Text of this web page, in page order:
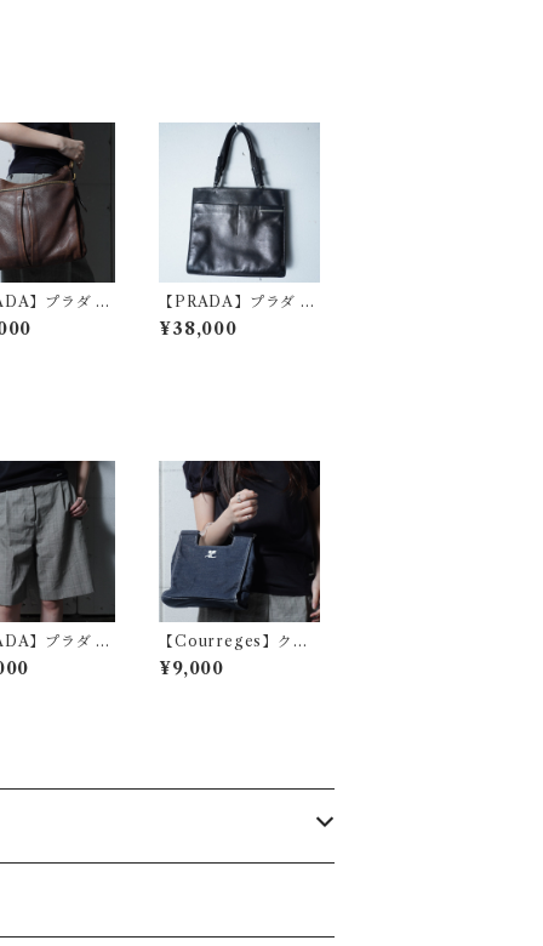
】プラダ ロ
ーショルダー
brown
【PRADA】プラダ
ロゴ入りレザートート
バッグ black
¥38,000
】プラダ グ
ックタックハ
ツ gray
【Courreges】クレ
ージュ ロゴ入 デニム
ハンドバッグ indigo
¥9,000